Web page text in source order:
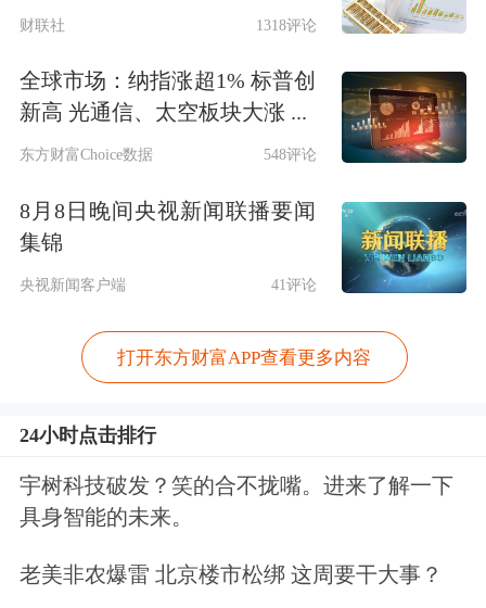
据官员介绍，目前的遴选属于“审议过
程”：由贝森特面试所有候选人，缩小
名单范围，再将最终名单交由特朗普作
出决定。
贝森特还表示，特朗普在挑选美联储主
席人选时，持非常开放的态度，包括私
将上任美联储理事的斯蒂芬·米兰
任。
名单规模之大以及遴选过程的安排反
单，可能还需要相当长的时间，官员们
财联社 1318评论
全球市场：纳指涨超1% 标普创
新高 光通信、太空板块大涨 ...
东方财富Choice数据 548评论
8月8日晚间央视新闻联播要闻
集锦
央视新闻客户端 41评论
打开东方财富APP查看更多内容
24小时点击排行
宇树科技破发？笑的合不拢嘴。进来了解一下
具身智能的未来。
老美非农爆雷 北京楼市松绑 这周要干大事？